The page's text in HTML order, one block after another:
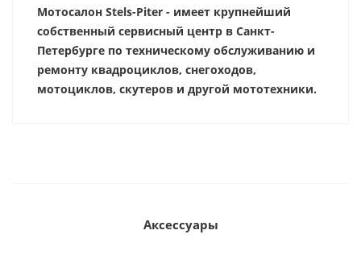
Мотосалон Stels-Piter - имеет крупнейший
собственный сервисный центр в Санкт-
Петербурге по техническому обслуживанию и
ремонту квадроциклов, снегоходов,
мотоциклов, скутеров и другой мототехники.
Аксессуары